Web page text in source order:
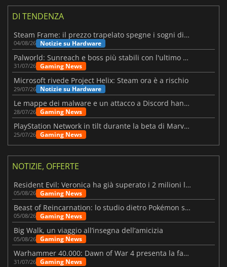
DI TENDENZA
Steam Frame: il prezzo trapelato spegne i sogni di un VR economico
04/08/26 Notizie su Hardware
Palworld: Sunreach e boss più stabili con l'ultimo update
31/07/26 Gaming News
Microsoft rivede Project Helix: Steam ora è a rischio
29/07/26 Notizie su Hardware
Le mappe dei malware e un attacco a Discord hanno colpito Meccha Chameleon
28/07/26 Gaming News
PlayStation Network in tilt durante la beta di Marvel Tōkon
25/07/26 Gaming News
NOTIZIE, OFFERTE
Resident Evil: Veronica ha già superato i 2 milioni liste dei desideri
05/08/26 Gaming News
Beast of Reincarnation: lo studio dietro Pokémon su una nuova strada
05/08/26 Gaming News
Big Walk, un viaggio all’insegna dell’amicizia
05/08/26 Gaming News
Warhammer 40.000: Dawn of War 4 presenta la fazione dei Necron
31/07/26 Gaming News